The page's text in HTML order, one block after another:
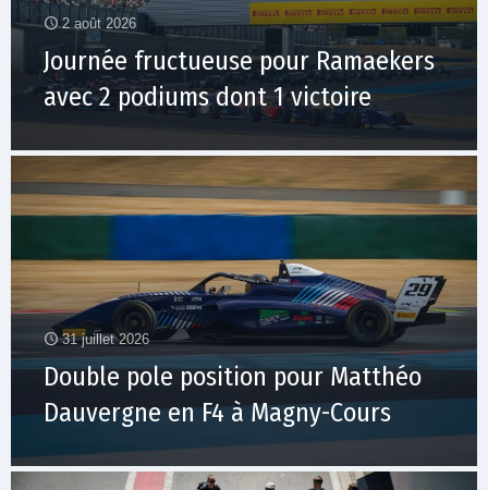
2 août 2026
Journée fructueuse pour Ramaekers
avec 2 podiums dont 1 victoire
31 juillet 2026
Double pole position pour Matthéo
Dauvergne en F4 à Magny-Cours